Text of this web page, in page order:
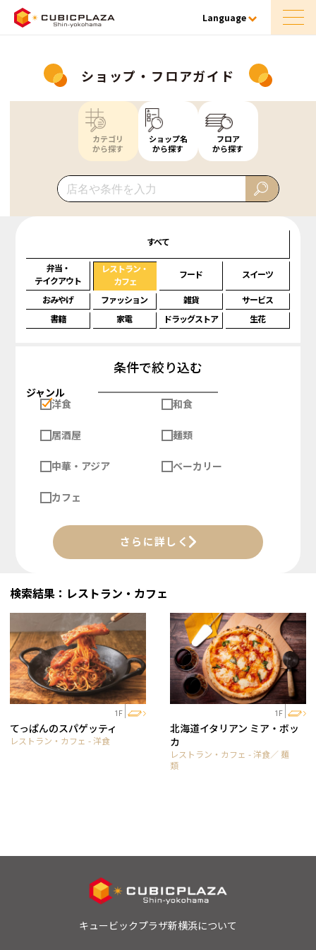
Language
ショップ・フロアガイド
カテゴリ
から探す
ショップ名
から探す
フロア
から探す
すべて
弁当・
テイクアウト
レストラン・
カフェ
フード スイーツ
おみやげ ファッション 雑貨
サービス
書籍
家電 ドラッグストア 生花
条件で絞り込む
ジャンル
洋食
和食
居酒屋 麺類
中華・アジア ベーカリー
カフェ
さらに詳しく
検索結果：レストラン・カフェ
1F
てっぱんのスパゲッティ
レストラン・カフェ - 洋食
1F
北海道イタリアン ミア・ボッ
カ
レストラン・カフェ - 洋食／ 麺
類
キュービックプラザ新横浜について